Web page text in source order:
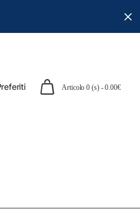
Articolo 0 (s) - 0.00€